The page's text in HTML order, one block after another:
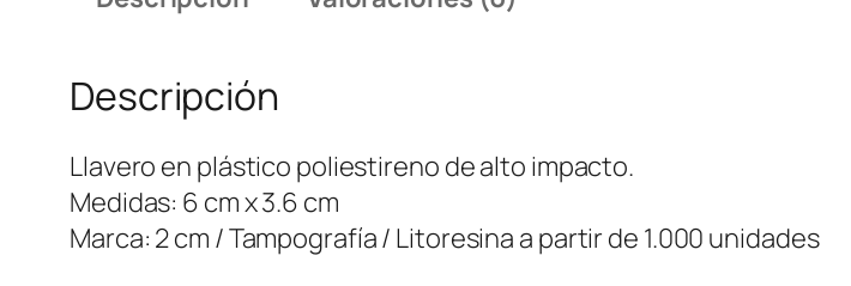
Descripción
Llavero en plástico poliestireno de alto impacto.
Medidas: 6 cm x 3.6 cm
Marca: 2 cm / Tampografía / Litoresina a partir de 1.000 unidades